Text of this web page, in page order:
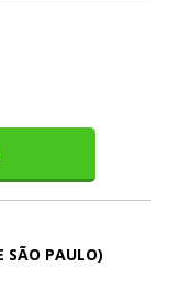
SÃO PAULO)